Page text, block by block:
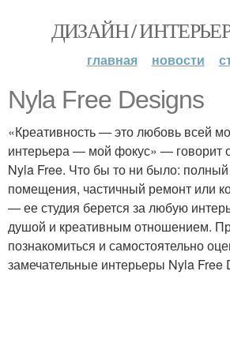
ДИЗАЙН /
главная новости
Nyla Free Designs
«Креативность — это любовь всей
интерьера — мой фокус» — говорит
Nyla Free. Что бы то ни было:
помещения, частичный ремонт или
— ее студия берется за любую
душой и креативным отношением.
познакомиться и самостоятельно
замечательные интерьеры Nyla Free